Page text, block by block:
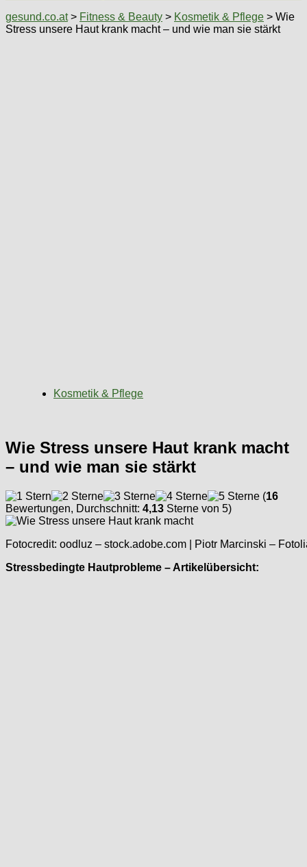
gesund.co.at> Fitness & Beauty > Kosmetik & Pflege > Wie
Stress unsere Haut krank macht – und wie man sie stärkt
Kosmetik & Pflege
Wie Stress unsere Haut krank macht
– und wie man sie stärkt
(16
Bewertungen, Durchschnitt: 4,13 Sterne von 5)
Fotocredit: oodluz – stock.adobe.com | Piotr Marcinski –
Stressbedingte Hautprobleme – Artikelübersicht: